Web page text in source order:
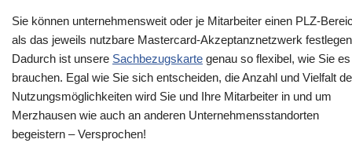
Sie können unternehmensweit oder je Mitarbeiter einen PLZ-
als das jeweils nutzbare Mastercard-Akzeptanznetzwerk
Dadurch ist unsere Sachbezugskarte genau so flexibel, wie Sie es
brauchen. Egal wie Sie sich entscheiden, die Anzahl und Vielfalt
Nutzungsmöglichkeiten wird Sie und Ihre Mitarbeiter in und um
Merzhausen wie auch an anderen Unternehmensstandorten
begeistern – Versprochen!